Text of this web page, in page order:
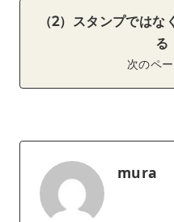
（2）スタンプではな
る
次のペ
mura